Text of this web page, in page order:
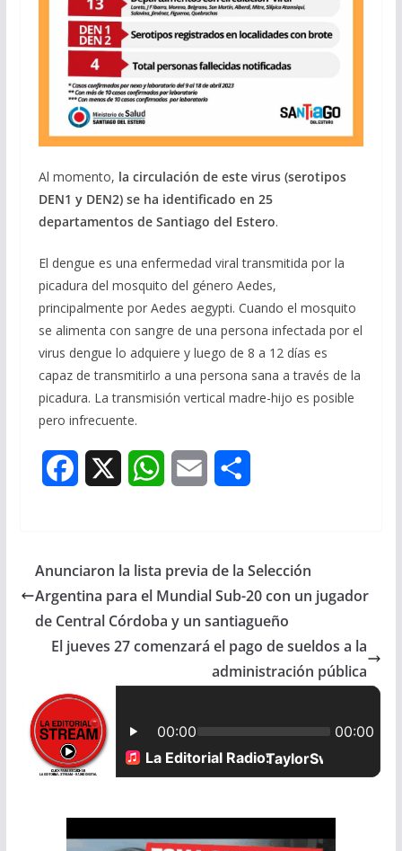
Al momento, la circulación de este virus (serotipos
DEN1 y DEN2) se ha identificado en 25
departamentos de Santiago del Estero.
El dengue es una enfermedad viral transmitida por la
picadura del mosquito del género Aedes,
principalmente por Aedes aegypti. Cuando el mosquito
se alimenta con sangre de una persona infectada por el
virus dengue lo adquiere y luego de 8 a 12 días es
capaz de transmitirlo a una persona sana a través de la
picadura. La transmisión vertical madre-hijo es posible
pero infrecuente.
e
b
o
k
W
t
A
p
i
r
Anunciaron la lista previa de la Selección
Argentina para el Mundial Sub-20 con un jugador
de Central Córdoba y un santiagueño
El jueves 27 comenzará el pago de sueldos a la
administración pública